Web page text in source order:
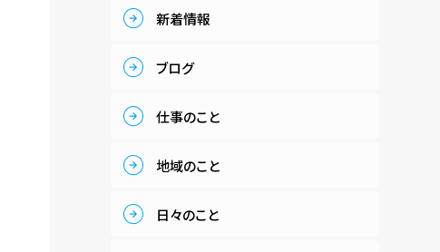
新着情報
ブログ
仕事のこと
地域のこと
日々のこと